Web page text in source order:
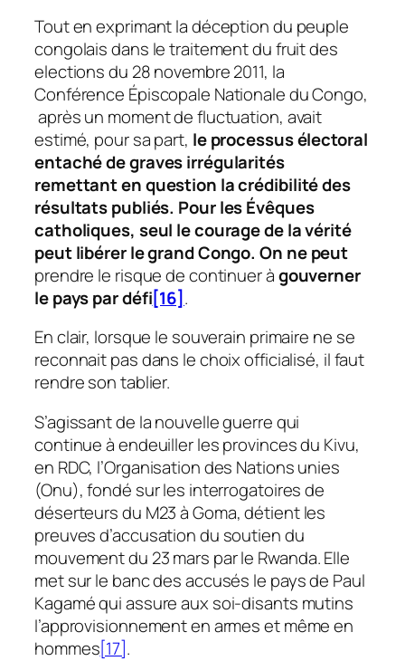
Tout en exprimant la déception du peuple
congolais dans le traitement du fruit des
elections du 28 novembre 2011, la
Conférence Épiscopale Nationale du Congo,
après un moment de fluctuation, avait
estimé, pour sa part, le processus électoral
entaché de graves irrégularités
remettant en question la crédibilité des
résultats publiés. Pour les Évêques
catholiques, seul le courage de la vérité
peut libérer le grand Congo.On ne peut
prendre le risque de continuer àgouverner
le pays par défi[16].
En clair, lorsque le souverain primaire ne se
reconnait pas dans le choix officialisé, il faut
rendre son tablier.
S’agissant de la nouvelle guerre qui
continue à endeuiller les provinces du Kivu,
en RDC, l’Organisation des Nations unies
(Onu), fondé sur les interrogatoires de
déserteurs du M23 à Goma, détient les
preuves d’accusation du soutien du
mouvement du 23 mars par le Rwanda. Elle
met sur le banc des accusés le pays de Paul
Kagamé qui assure aux soi-disants mutins
l’approvisionnement en armes et même en
hommes[17].